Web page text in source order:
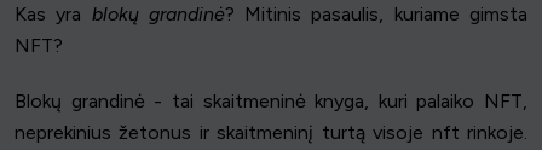
Kas yra blokų grandinė? Mitinis pasaulis, kuriame gimsta
NFT?
Blokų grandinė - tai skaitmeninė knyga, kuri palaiko NFT,
neprekinius žetonus ir skaitmeninį turtą visoje nft rinkoje.